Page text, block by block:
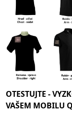
OTESTUJTE -
VAŠEM MOBILU